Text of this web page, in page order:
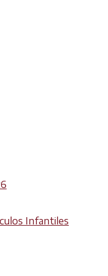
Infantiles